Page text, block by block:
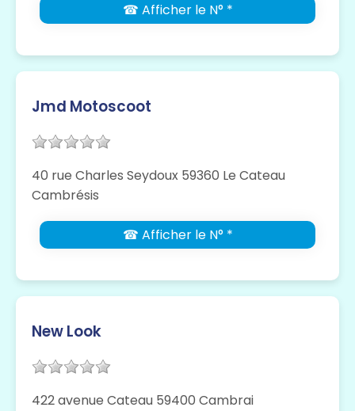
☎ Afficher le N° *
Jmd Motoscoot
40 rue Charles Seydoux 59360 Le Cateau
Cambrésis
☎ Afficher le N° *
New Look
422 avenue Cateau 59400 Cambrai